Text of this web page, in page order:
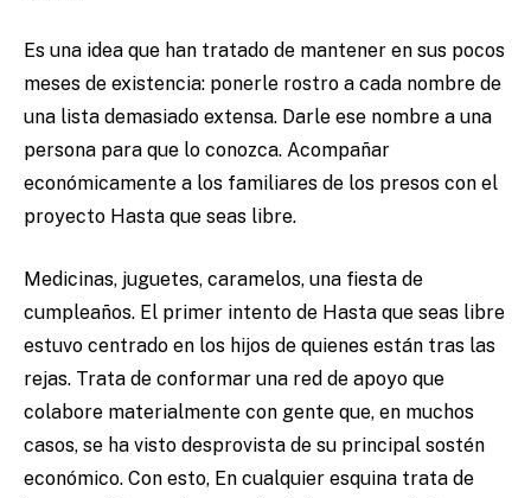
Es una idea que han tratado de mantener en sus pocos
meses de existencia: ponerle rostro a cada nombre de
una lista demasiado extensa. Darle ese nombre a una
persona para que lo conozca. Acompañar
económicamente a los familiares de los presos con el
proyecto Hasta que seas libre.
Medicinas, juguetes, caramelos, una fiesta de
cumpleaños. El primer intento de Hasta que seas libre
estuvo centrado en los hijos de quienes están tras las
rejas. Trata de conformar una red de apoyo que
colabore materialmente con gente que, en muchos
casos, se ha visto desprovista de su principal sostén
económico. Con esto, En cualquier esquina trata de